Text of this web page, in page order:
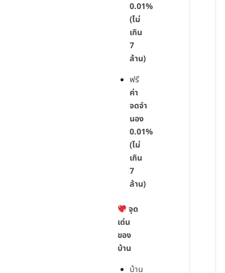
0.01%
(ไม่
เกิน
7
ล้าน)
ฟรี
ค่า
จดจำ
นอง
0.01%
(ไม่
เกิน
7
ล้าน)
จุด
เด่น
ของ
บ้าน
บ้าน